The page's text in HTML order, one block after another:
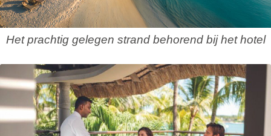
Het prachtig gelegen strand behorend bij het hotel